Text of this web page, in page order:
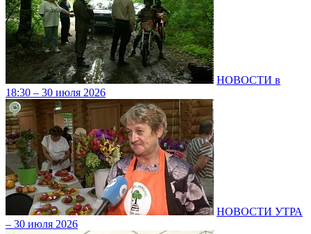
НОВОСТИ в
18:30 – 30 июля 2026
НОВОСТИ УТРА
– 30 июля 2026